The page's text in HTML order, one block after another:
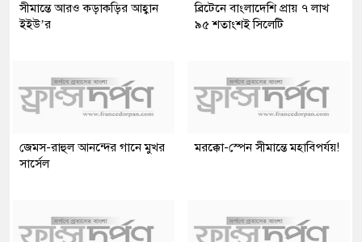
সীমান্তে আরও কড়াকড়ির আহ্বান
ইইউ’র
ব্রিটেনে বাংলাদেশি প্রায় ৭ লাখ
৯৫ শতাংশই সিলেটি
জেমস-রাহুল আনন্দের গানে মুখর
সার্সেল
মরক্কো-স্পেন সীমান্তে মহাবিপর্যয়!